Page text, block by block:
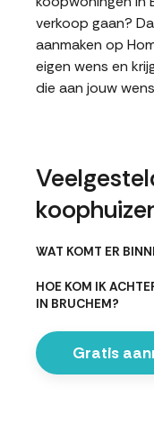
verkoop gaan?
aanmaken op
eigen wens en
die aan jouw
WAT KOMT ER
HOE KOM IK
IN BRUCHEM?
Gratis